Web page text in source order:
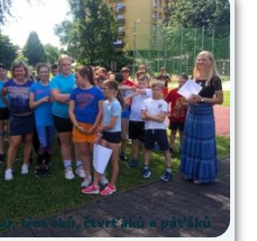
třeťáků, čtvrťáků a páťáků